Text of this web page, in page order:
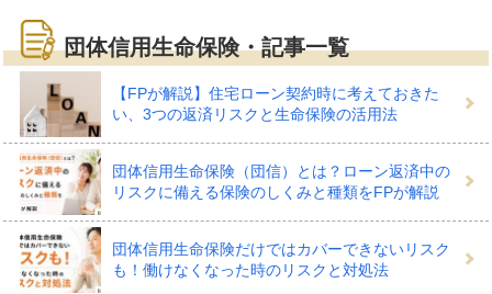
団体信用生命保険でどんな備え
ができる？
住宅ローンを契約する際に加入し、万が一の死亡や病気
でローンを返済できなくなったときに保険金がおりる、
団体信用生命保険（以下「団信」）。
団体信用生命保険・記事一覧
【FPが解説】住宅ローン契約時に考えておきた
い、3つの返済リスクと生命保険の活用法
団体信用生命保険（団信）とは？ローン返済中の
リスクに備える保険のしくみと種類をFPが解説
団体信用生命保険だけではカバーできないリスク
も！働けなくなった時のリスクと対処法